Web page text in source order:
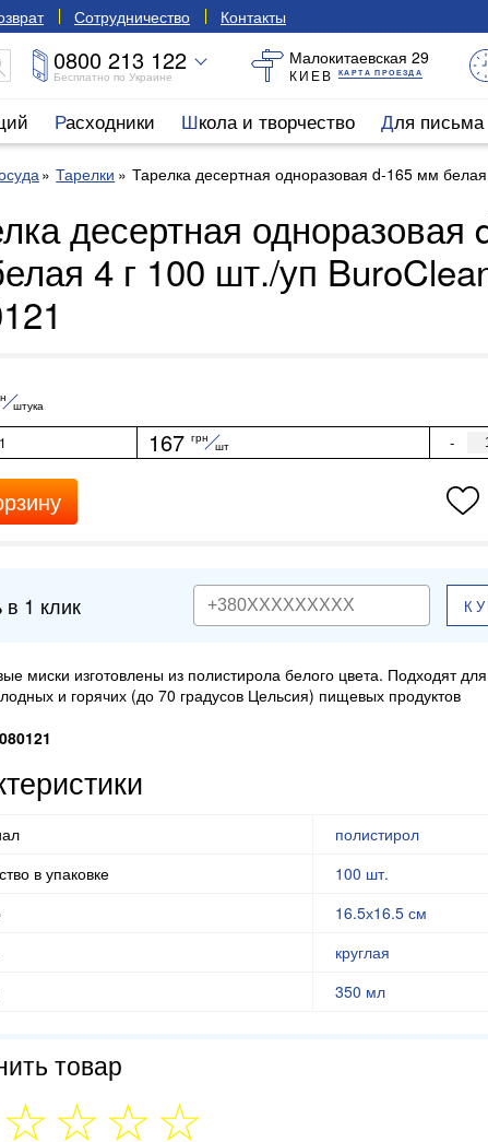
Сотрудничество Контакты
0800 213 122
Бесплатно по Украине
Малокитаевская 29
КИЕВ КАРТА ПРОЕЗДА
Расходники Школа и творчество Для письма
Тарелки Тарелка десертная одноразовая d-165 мм
десертная одноразовая
4 г 100 шт./уп
штука
167 грн
шт -
в 1 клик
миски изготовлены из полистирола белого цвета. Подходят
и горячих (до 70 градусов Цельсия) пищевых продуктов
полистирол
в упаковке
100 шт.
16.5х16.5 см
круглая
350 мл
товар